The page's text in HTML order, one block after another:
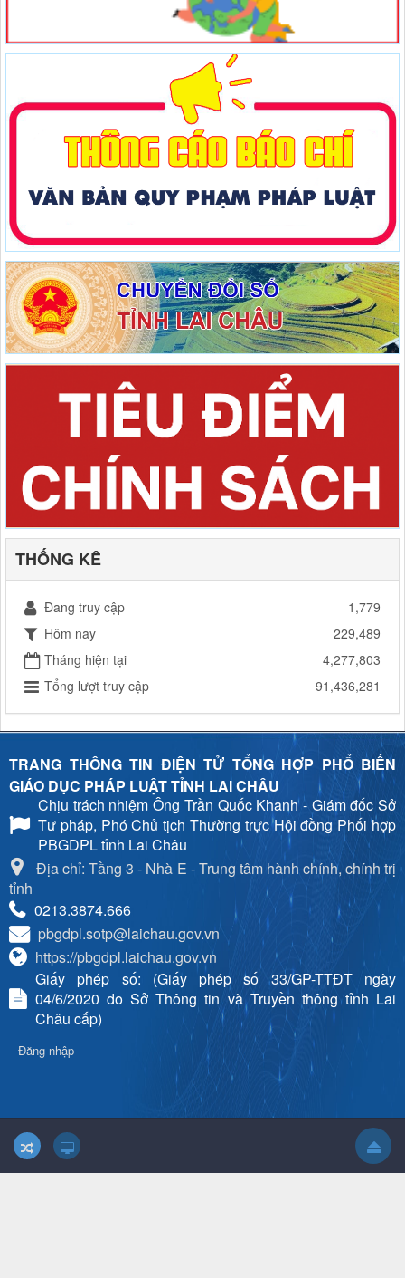
THỐNG KÊ
Đang truy cập
1,779
Hôm nay
229,489
Tháng hiện tại
4,277,803
Tổng lượt truy cập
91,436,281
TRANG THÔNG TIN ĐIỆN TỬ TỔNG HỢP PHỔ BIẾN
GIÁO DỤC PHÁP LUẬT TỈNH LAI CHÂU
Chịu trách nhiệmÔng Trần Quốc Khanh - Giám đốc Sở
Tư pháp, Phó Chủ tịch Thường trực Hội đồng Phối hợp
PBGDPL tỉnh Lai Châu
Địa chỉ: Tầng 3 - Nhà E - Trung tâm hành chính, chính trị
tỉnh
0213.3874.666
pbgdpl.sotp@laichau.gov.vn
https://pbgdpl.laichau.gov.vn
Giấy phép số: (Giấy phép số 33/GP-TTĐT ngày
04/6/2020 do Sở Thông tin và Truyền thông tỉnh Lai
Châu cấp)
Đăng nhập